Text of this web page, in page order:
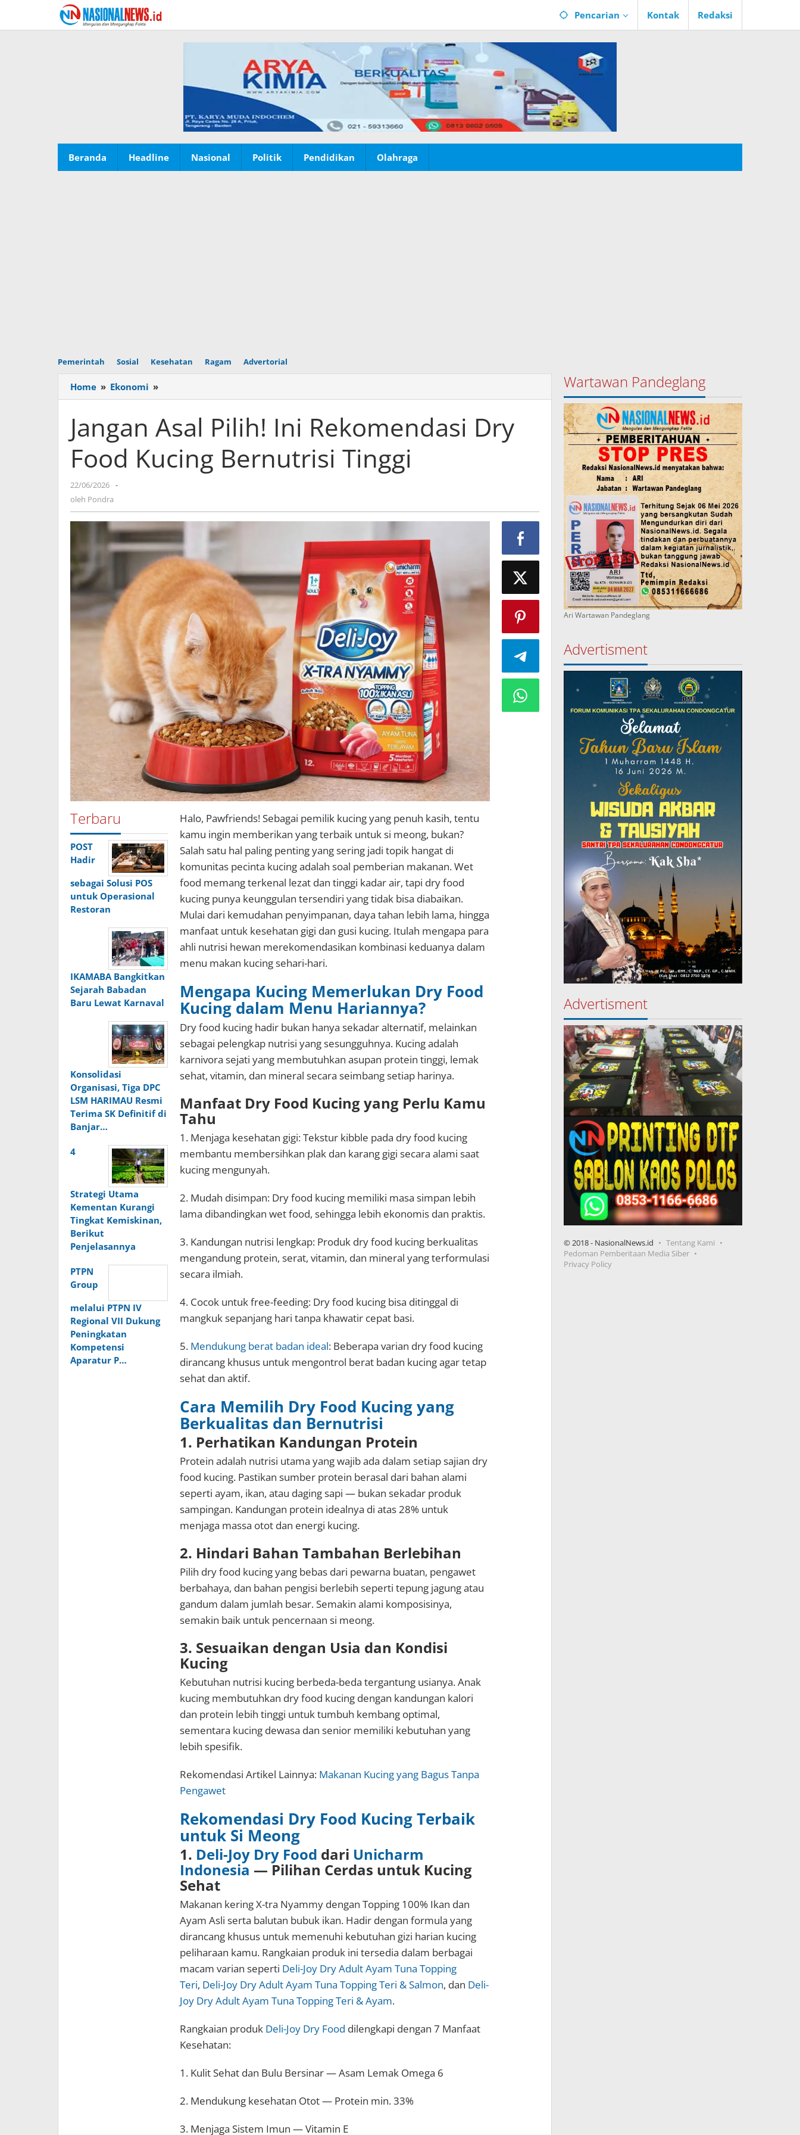
konten
Pencarian Kontak Redaksi
Beranda Headline Nasional Politik Pendidikan Olahraga
Pemerintah Sosial Kesehatan Ragam Advertorial
Home » Ekonomi »
Asal
Ini
Rekomendasi
Dry
Food
Jangan Asal Pilih! Ini Rekomendasi Dry
Food Kucing Bernutrisi Tinggi
22/06/2026 oleh
-
oleh Pondra
Terbaru
POST
Hadir
sebagai Solusi POS
untuk Operasional
Restoran
IKAMABA Bangkitkan
Sejarah Babadan
Baru Lewat Karnaval
Konsolidasi
Organisasi, Tiga DPC
LSM HARIMAU Resmi
Terima SK Definitif di
Banjar…
4
Strategi Utama
Kementan Kurangi
Tingkat Kemiskinan,
Berikut
Penjelasannya
PTPN
Group
melalui PTPN IV
Regional VII Dukung
Peningkatan
Kompetensi
Aparatur P…
Halo, Pawfriends! Sebagai pemilik kucing yang penuh kasih, tentu
kamu ingin memberikan yang terbaik untuk si meong, bukan?
Salah satu hal paling penting yang sering jadi topik hangat di
komunitas pecinta kucing adalah soal pemberian makanan. Wet
food memang terkenal lezat dan tinggi kadar air, tapi dry food
kucing punya keunggulan tersendiri yang tidak bisa diabaikan.
Mulai dari kemudahan penyimpanan, daya tahan lebih lama, hingga
manfaat untuk kesehatan gigi dan gusi kucing. Itulah mengapa para
ahli nutrisi hewan merekomendasikan kombinasi keduanya dalam
menu makan kucing sehari-hari.
Mengapa Kucing Memerlukan Dry Food
Kucing dalam Menu Hariannya?
Dry food kucing hadir bukan hanya sekadar alternatif, melainkan
sebagai pelengkap nutrisi yang sesungguhnya. Kucing adalah
karnivora sejati yang membutuhkan asupan protein tinggi, lemak
sehat, vitamin, dan mineral secara seimbang setiap harinya.
Manfaat Dry Food Kucing yang Perlu Kamu
Tahu
1. Menjaga kesehatan gigi: Tekstur kibble pada dry food kucing
membantu membersihkan plak dan karang gigi secara alami saat
kucing mengunyah.
2. Mudah disimpan: Dry food kucing memiliki masa simpan lebih
lama dibandingkan wet food, sehingga lebih ekonomis dan praktis.
3. Kandungan nutrisi lengkap: Produk dry food kucing berkualitas
mengandung protein, serat, vitamin, dan mineral yang terformulasi
secara ilmiah.
4. Cocok untuk free-feeding: Dry food kucing bisa ditinggal di
mangkuk sepanjang hari tanpa khawatir cepat basi.
5. Mendukung berat badan ideal: Beberapa varian dry food kucing
dirancang khusus untuk mengontrol berat badan kucing agar tetap
sehat dan aktif.
Cara Memilih Dry Food Kucing yang
Berkualitas dan Bernutrisi
1. Perhatikan Kandungan Protein
Protein adalah nutrisi utama yang wajib ada dalam setiap sajian dry
food kucing. Pastikan sumber protein berasal dari bahan alami
seperti ayam, ikan, atau daging sapi — bukan sekadar produk
sampingan. Kandungan protein idealnya di atas 28% untuk
menjaga massa otot dan energi kucing.
2. Hindari Bahan Tambahan Berlebihan
Pilih dry food kucing yang bebas dari pewarna buatan, pengawet
berbahaya, dan bahan pengisi berlebih seperti tepung jagung atau
gandum dalam jumlah besar. Semakin alami komposisinya,
semakin baik untuk pencernaan si meong.
3. Sesuaikan dengan Usia dan Kondisi
Kucing
Kebutuhan nutrisi kucing berbeda-beda tergantung usianya. Anak
kucing membutuhkan dry food kucing dengan kandungan kalori
dan protein lebih tinggi untuk tumbuh kembang optimal,
sementara kucing dewasa dan senior memiliki kebutuhan yang
lebih spesifik.
Rekomendasi Artikel Lainnya: Makanan Kucing yang Bagus Tanpa
Pengawet
Rekomendasi Dry Food Kucing Terbaik
untuk Si Meong
1. Deli-Joy Dry Food dari Unicharm
Indonesia — Pilihan Cerdas untuk Kucing
Sehat
Makanan kering X-tra Nyammy dengan Topping 100% Ikan dan
Ayam Asli serta balutan bubuk ikan. Hadir dengan formula yang
dirancang khusus untuk memenuhi kebutuhan gizi harian kucing
peliharaan kamu. Rangkaian produk ini tersedia dalam berbagai
macam varian seperti Deli-Joy Dry Adult Ayam Tuna Topping
Teri, Deli-Joy Dry Adult Ayam Tuna Topping Teri & Salmon, dan Deli-
Joy Dry Adult Ayam Tuna Topping Teri & Ayam.
Rangkaian produk Deli-Joy Dry Food dilengkapi dengan 7 Manfaat
Kesehatan:
1. Kulit Sehat dan Bulu Bersinar — Asam Lemak Omega 6
2. Mendukung kesehatan Otot — Protein min. 33%
3. Menjaga Sistem Imun — Vitamin E
Wartawan Pandeglang
Ari Wartawan Pandeglang
Advertisment
Advertisment
© 2018 - NasionalNews.id
Tentang Kami
Pedoman Pemberitaan Media Siber
Privacy Policy